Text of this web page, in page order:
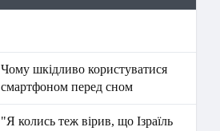
Чому шкідливо користуватися
смартфоном перед сном
"Я колись теж вірив, що Ізраїль